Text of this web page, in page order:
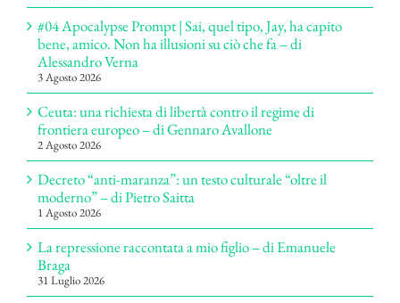
#04 Apocalypse Prompt | Sai, quel tipo, Jay, ha capito
bene, amico. Non ha illusioni su ciò che fa – di
Alessandro Verna
3 Agosto 2026
Ceuta: una richiesta di libertà contro il regime di
frontiera europeo – di Gennaro Avallone
2 Agosto 2026
Decreto “anti-maranza”: un testo culturale “oltre il
moderno” – di Pietro Saitta
1 Agosto 2026
La repressione raccontata a mio figlio – di Emanuele
Braga
31 Luglio 2026